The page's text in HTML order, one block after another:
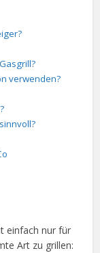
verwenden?
einfach nur für
Art zu grillen: